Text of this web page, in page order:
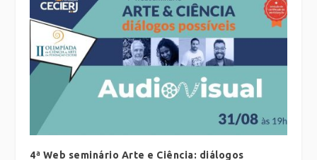
4ª Web seminário Arte e Ciência: diálogos